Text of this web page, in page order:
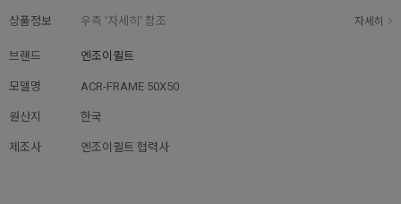
상품정보 우측 '자세히' 참조 자세히
브랜드 엔조이퀼트
모델명 ACR-FRAME 50X50
원산지 한국
제조사 엔조이퀼트 협력사